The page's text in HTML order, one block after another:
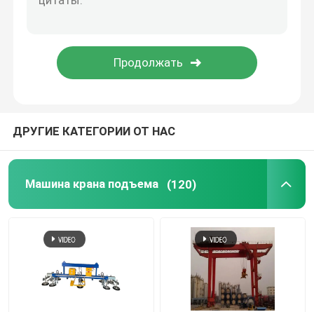
Крюк зачаливания быстрого выпуска
Башенный кран
ДРУГИЕ КАТЕГОРИИ ОТ НАС
Машина крана подъема (120)